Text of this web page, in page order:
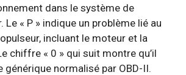
dans le système de
« P » indique un problème lié au
incluant le moteur et la
chiffre « 0 » qui suit montre qu’il
générique normalisé par OBD-II.